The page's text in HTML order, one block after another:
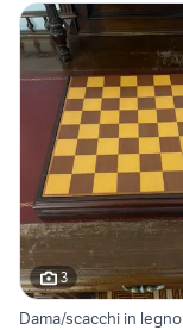
3
Dama/scacchi in legno